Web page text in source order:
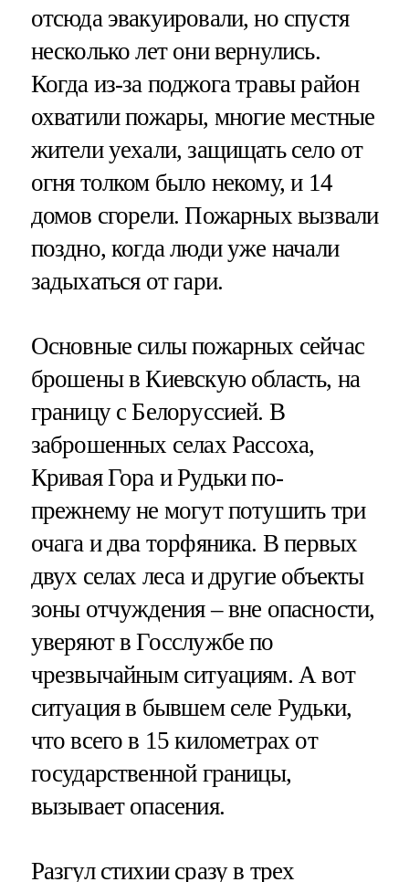
отсюда эвакуировали, но спустя
несколько лет они вернулись.
Когда из-за поджога травы район
охватили пожары, многие местные
жители уехали, защищать село от
огня толком было некому, и 14
домов сгорели. Пожарных вызвали
поздно, когда люди уже начали
задыхаться от гари.
Основные силы пожарных сейчас
брошены в Киевскую область, на
границу с Белоруссией. В
заброшенных селах Рассоха,
Кривая Гора и Рудьки по-
прежнему не могут потушить три
очага и два торфяника. В первых
двух селах леса и другие объекты
зоны отчуждения – вне опасности,
уверяют в Госслужбе по
чрезвычайным ситуациям. А вот
ситуация в бывшем селе Рудьки,
что всего в 15 километрах от
государственной границы,
вызывает опасения.
Разгул стихии сразу в трех